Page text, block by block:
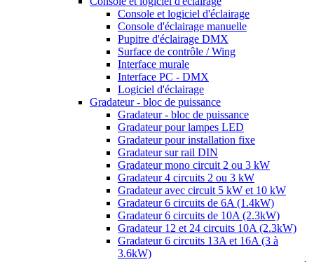
Console et logiciel d'éclairage
Console d'éclairage manuelle
Pupitre d'éclairage DMX
Surface de contrôle / Wing
Interface murale
Interface PC - DMX
Logiciel d'éclairage
Gradateur - bloc de puissance
Gradateur - bloc de puissance
Gradateur pour lampes LED
Gradateur pour installation fixe
Gradateur sur rail DIN
Gradateur mono circuit 2 ou 3 kW
Gradateur 4 circuits 2 ou 3 kW
Gradateur avec circuit 5 kW et 10 kW
Gradateur 6 circuits de 6A (1.4kW)
Gradateur 6 circuits de 10A (2.3kW)
Gradateur 12 et 24 circuits 10A (2.3kW)
Gradateur 6 circuits 13A et 16A (3 à
3.6kW)